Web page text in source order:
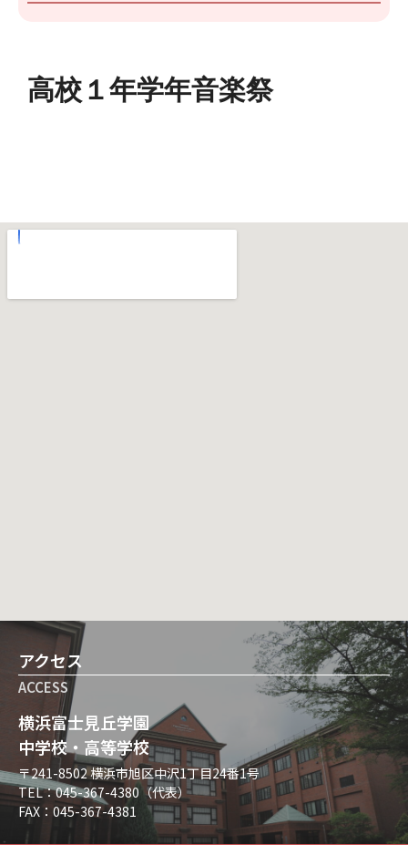
高校１年学年音楽祭
アクセス
ACCESS
横浜富士見丘学園
中学校・高等学校
〒241-8502 横浜市旭区中沢1丁目24番1号
TEL：045-367-4380（代表）
FAX：045-367-4381